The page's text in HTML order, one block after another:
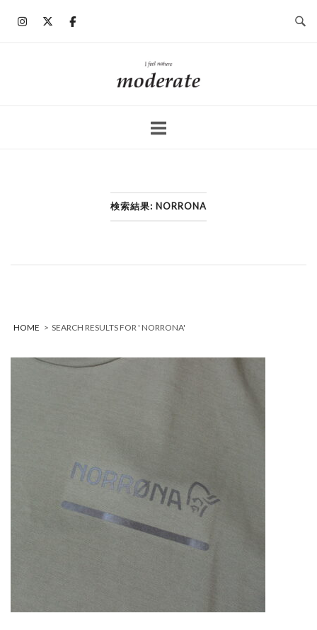
ホ
ー
検索結果: NORRONA
HOME > SEARCH RESULTS FOR ' NORRONA'